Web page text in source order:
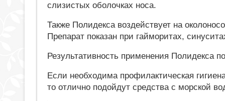
слизистых оболочках носа.
Также Полидекса воздействует на
Препарат показан при гайморитах,
Результативность применения Полидекса
Если необходима профилактическая
то отлично подойдут средства с морской